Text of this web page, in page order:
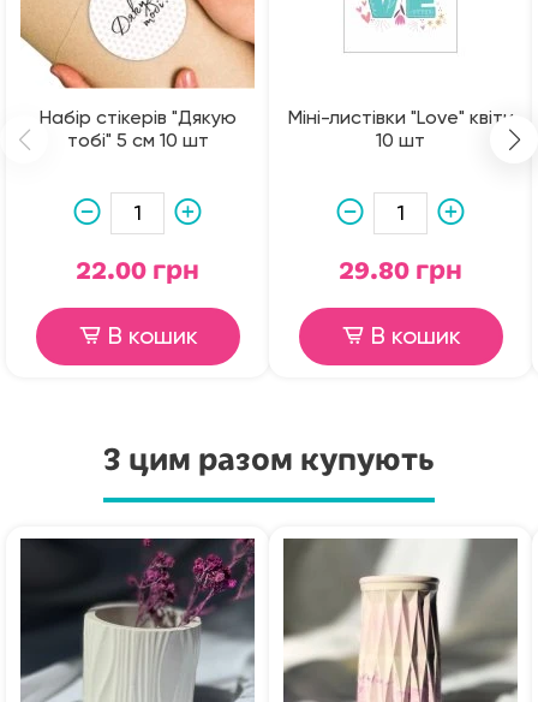
Набір стікерів "Дякую
тобі" 5 см 10 шт
22.00 грн
В кошик
Міні-листівки "Love" квіти
10 шт
29.80 грн
В кошик
З цим разом купують